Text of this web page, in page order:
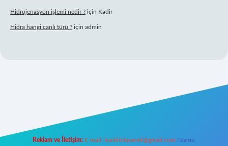
Hidrojenasyon işlemi nedir ? için Kadir
Hidra hangi canlı türü ? için admin
Reklam ve İletişim: E-mail: backlinkpaneli@gmail.com Teams: